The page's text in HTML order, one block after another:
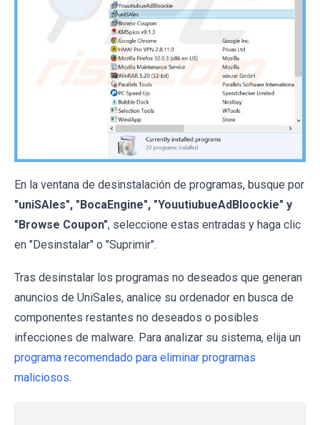
En la ventana de desinstalación de programas, busque por
"uniSAles", "BocaEngine", "YouutiubueAdBloockie" y
"Browse Coupon", seleccione estas entradas y haga clic
en "Desinstalar" o "Suprimir".
Tras desinstalar los programas no deseados que generan
anuncios de UniSales, analice su ordenador en busca de
componentes restantes no deseados o posibles
infecciones de malware. Para analizar su sistema, elija un
programa recomendado para eliminar programas
maliciosos.